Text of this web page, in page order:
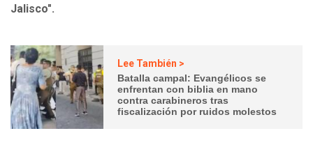
Jalisco".
Lee También >
Batalla campal: Evangélicos se
enfrentan con biblia en mano
contra carabineros tras
fiscalización por ruidos molestos